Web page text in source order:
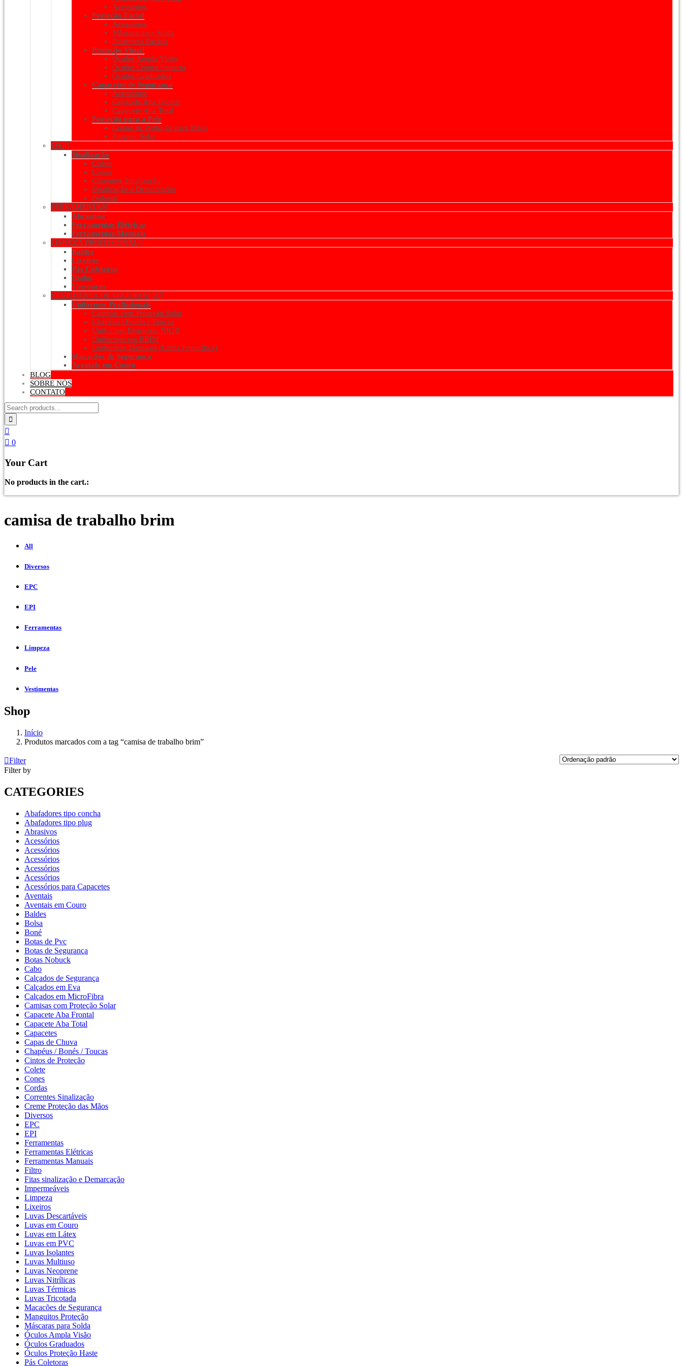
Acessórios
Proteção Facial
Acessórios
Máscara para Solda
Protetores Faciais
Proteção Visual
Óculos Ampla Visão
Óculos Contra Impacto
Óculos Graduados
Capacetes de Segurança
Acessórios
Capacete Aba Frontal
Capacete Aba Total
Proteção para a Pele
Creme de Proteção para Mãos
Protetor Solar
EPC
Sinalização
Colete
Cones
Correntes Sinalização
Sinalização e Demarcação
Pedestal
FERRAMENTAS
Abrasivos
Ferramentas Elétricas
Ferramentas Manuais
LIMPEZA PROFISSIONAL
Baldes
Lixeiros
Pás Coletoras
Rodos
Vassouras
VESTIMENTA DE SEGURANÇA
Uniformes Profissionais
Camisas com Proteção Solar
Chapéus / Bonés / Toucas
Uniformes Eletricista NR10
Uniformes em BRIM
Uniformes Térmicos (Linha Frigorífica)
Macacões de Segurança
Aventais em Couro
BLOG
SOBRE NÓS
CONTATO
0
Your Cart
No products in the cart.:
camisa de trabalho brim
All
Diversos
EPC
EPI
Ferramentas
Limpeza
Pele
Vestimentas
Shop
Início
Produtos marcados com a tag “camisa de trabalho brim”
Filter
Filter by
CATEGORIES
Abafadores tipo concha
Abafadores tipo plug
Abrasivos
Acessórios
Acessórios
Acessórios
Acessórios
Acessórios
Acessórios para Capacetes
Aventais
Aventais em Couro
Baldes
Bolsa
Boné
Botas de Pvc
Botas de Segurança
Botas Nobuck
Cabo
Calçados de Segurança
Calçados em Eva
Calçados em MicroFibra
Camisas com Proteção Solar
Capacete Aba Frontal
Capacete Aba Total
Capacetes
Capas de Chuva
Chapéus / Bonés / Toucas
Cintos de Proteção
Colete
Cones
Cordas
Correntes Sinalização
Creme Proteção das Mãos
Diversos
EPC
EPI
Ferramentas
Ferramentas Elétricas
Ferramentas Manuais
Filtro
Fitas sinalização e Demarcação
Impermeáveis
Limpeza
Lixeiros
Luvas Descartáveis
Luvas em Couro
Luvas em Látex
Luvas em PVC
Luvas Isolantes
Luvas Multiuso
Luvas Neoprene
Luvas Nitrílicas
Luvas Térmicas
Luvas Tricotada
Macacões de Segurança
Manguitos Proteção
Máscaras para Solda
Óculos Ampla Visão
Óculos Graduados
Óculos Proteção Haste
Pás Coletoras